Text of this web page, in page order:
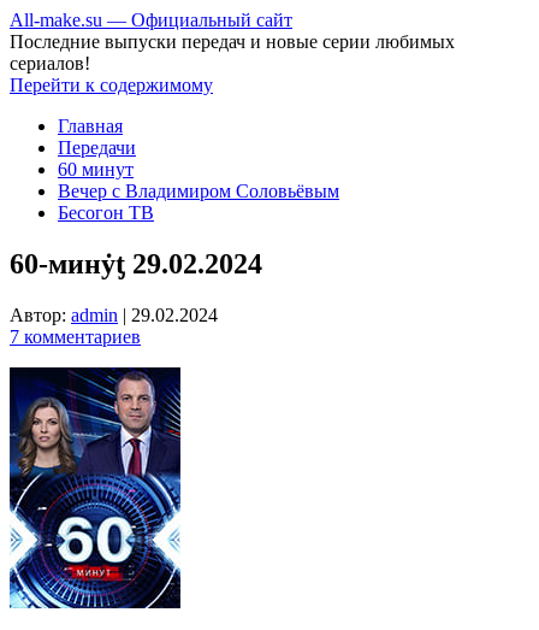
All-make.su — Официальный сайт
Последние выпуски передач и новые серии любимых
сериалов!
Перейти к содержимому
Главная
Передачи
60 минут
Вечер с Владимиром Соловьёвым
Бесогон ТВ
60-минẏƫ 29.02.2024
Автор: admin | 29.02.2024
7 комментариев